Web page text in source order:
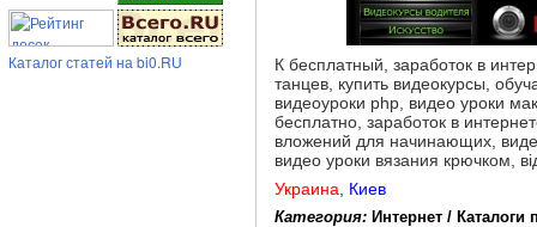
Каталог статей на bi0.RU
К бесплатный, заработок в
танцев, купить видеокурсы,
видеоуроки php, видео уроки
бесплатно, заработок в
вложений для начинающих,
видео уроки вязания крючком,
Украина
Киев
Категория: Интернет / Каталоги